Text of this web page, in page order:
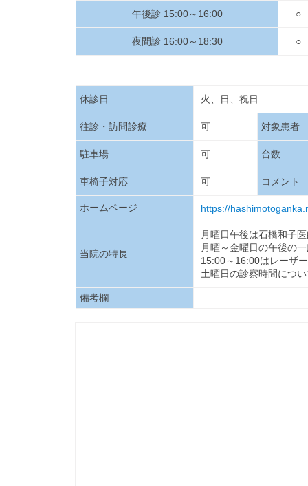
午後診 15:00～16:00 ○
夜間診 16:00～18:30 ○
休診日 火、日、祝日
往診・訪問診療 可 対象患者
駐車場 可 台数
車椅子対応 可 コメント
ホームページ https://
当院の特長
月曜日午後は石橋和子
月曜～金曜日の午後の
15:00～16:00はレーザ
土曜日の診察時間につ
備考欄